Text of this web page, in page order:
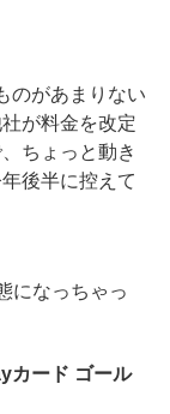
のがあまりない
が料金を改定
ちょっと動き
後半に控えて
になっちゃっ
カード ゴール